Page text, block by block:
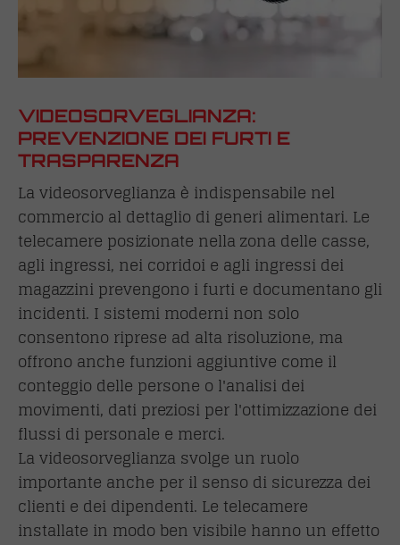
VIDEOSORVEGLIANZA:
PREVENZIONE DEI FURTI E
TRASPARENZA
La videosorveglianza è indispensabile nel
commercio al dettaglio di generi alimentari. Le
telecamere posizionate nella zona delle casse,
agli ingressi, nei corridoi e agli ingressi dei
magazzini prevengono i furti e documentano gli
incidenti. I sistemi moderni non solo
consentono riprese ad alta risoluzione, ma
offrono anche funzioni aggiuntive come il
conteggio delle persone o l'analisi dei
movimenti, dati preziosi per l'ottimizzazione dei
flussi di personale e merci.
La videosorveglianza svolge un ruolo
importante anche per il senso di sicurezza dei
clienti e dei dipendenti. Le telecamere
installate in modo ben visibile hanno un effetto